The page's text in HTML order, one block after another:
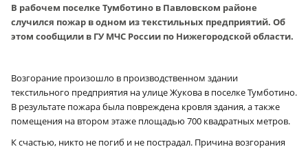
В рабочем поселке Тумботино в Павловском районе
случился пожар в одном из текстильных предприятий. Об
этом сообщили в ГУ МЧС России по Нижегородской области.
Возгорание произошло в производственном здании
текстильного предприятия на улице Жукова в поселке Тумботино.
В результате пожара была повреждена кровля здания, а также
помещения на втором этаже площадью 700 квадратных метров.
К счастью, никто не погиб и не пострадал. Причина возгорания